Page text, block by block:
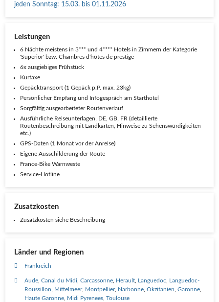
jeden Sonntag: 15.03. bis 01.11.2026
Leistungen
6 Nächte meistens in 3*** und 4**** Hotels in Zimmern der Kategorie
'Superior' bzw. Chambres d'hôtes de prestige
6x ausgiebiges Frühstück
Kurtaxe
Gepäcktransport (1 Gepäck p.P. max. 23kg)
Persönlicher Empfang und Infogespräch am Starthotel
Sorgfältig ausgearbeiteter Routenverlauf
Ausführliche Reiseunterlagen, DE, GB, FR (detaillierte
Routenbeschreibung mit Landkarten, Hinweise zu Sehenswürdigkeiten
etc.)
GPS-Daten (1 Monat vor der Anreise)
Eigene Ausschilderung der Route
France-Bike Warnweste
Service-Hotline
Zusatzkosten
Zusatzkosten siehe Beschreibung
Länder und Regionen
Frankreich
Aude Canal du Midi Carcassonne Herault Languedoc
Languedoc-
Roussillon
Mittelmeer Montpellier Narbonne Okzitanien Garonne
Haute Garonne
Midi Pyrenees Toulouse